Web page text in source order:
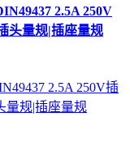
2.5A 250V
头量规|插座量规
2.5A 250V插
量规|插座量规